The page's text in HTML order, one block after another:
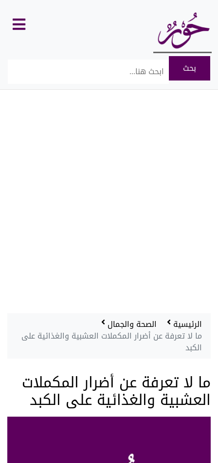
الرئيسية الصحة والجمال
ما لا تعرفة عن أضرار المكملات العشبية والغذائية على
الكبد
ما لا تعرفة عن أضرار المكملات
العشبية والغذائية على الكبد